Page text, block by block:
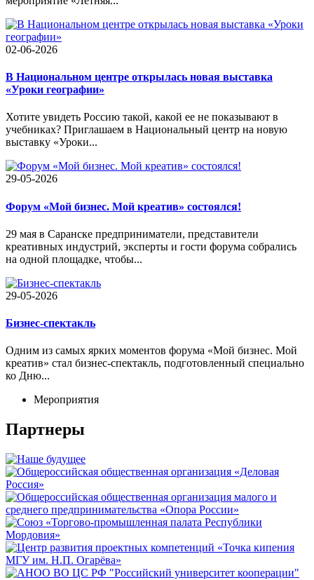
02-06-2026
В Национальном центре открылась новая выставка
«Уроки географии»
Хотите увидеть Россию такой, какой ее не показывают в
учебниках? Приглашаем в Национальный центр на новую
выставку «Уроки...
29-05-2026
Форум «Мой бизнес. Мой креатив» состоялся!
29 мая в Саранске предприниматели, представители
креативных индустрий, эксперты и гости форума собрались
на одной площадке, чтобы...
29-05-2026
Бизнес-спектакль
Одним из самых ярких моментов форума «Мой бизнес. Мой
креатив» стал бизнес-спектакль, подготовленный специально
ко Дню...
Мероприятия
Партнеры